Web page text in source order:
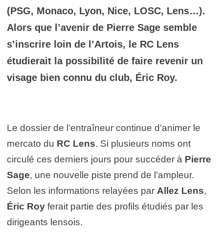
(PSG, Monaco, Lyon, Nice, LOSC, Lens…).
Alors que l’avenir de Pierre Sage semble
s’inscrire loin de l’Artois, le RC Lens
étudierait la possibilité de faire revenir un
visage bien connu du club, Éric Roy.
Le dossier de l’entraîneur continue d’animer le
mercato du RC Lens. Si plusieurs noms ont
circulé ces derniers jours pour succéder à Pierre
Sage, une nouvelle piste prend de l’ampleur.
Selon les informations relayées par Allez Lens,
Éric Roy ferait partie des profils étudiés par les
dirigeants lensois.